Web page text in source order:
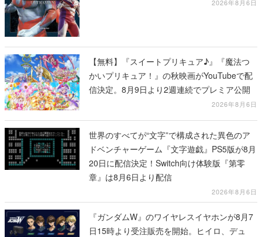
2026年8月6日
【無料】『スイートプリキュア♪』『魔法つ
かいプリキュア！』の秋映画がYouTubeで配
信決定。8月9日より2週連続でプレミア公開
2026年8月6日
世界のすべてが“文字”で構成された異色のア
ドベンチャーゲーム『文字遊戯』PS5版が8月
20日に配信決定！Switch向け体験版『第零
章』は8月6日より配信
2026年8月6日
『ガンダムW』のワイヤレスイヤホンが8月7
日15時より受注販売を開始。ヒイロ、デュ